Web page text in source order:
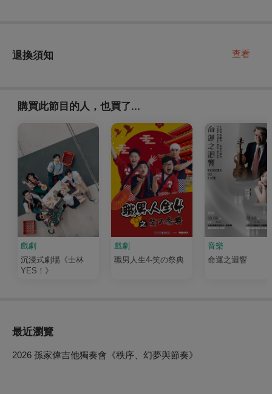
退換須知 查看
購買此節目的人，也買了...
戲劇
沉浸式劇場《士林
YES！》
戲劇
職男人生4-笑の祭典
音樂
命運之迴響
最近瀏覽
2026 孫家偉吉他獨奏會《秩序、幻夢與節奏》